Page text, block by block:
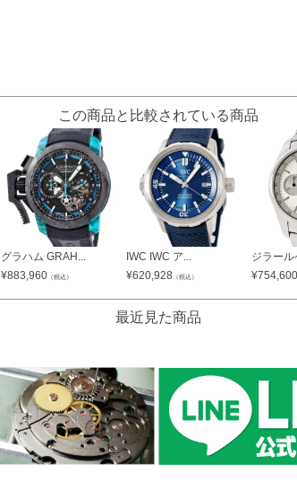
この商品と比較されている商品
グラハム GRAH...
¥883,960 （税込）
IWC IWC ア...
¥620,928 （税込）
ジラール
¥754,600
最近見た商品